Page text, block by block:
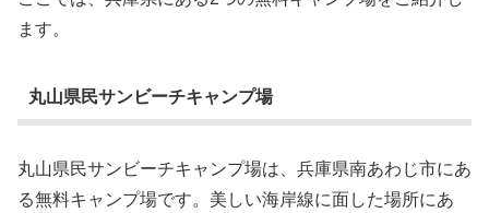
ます。
丸山県民サンビーチキャンプ場
丸山県民サンビーチキャンプ場は、兵庫県南あわじ市にあ
る無料キャンプ場です。美しい海岸線に面した場所にあ